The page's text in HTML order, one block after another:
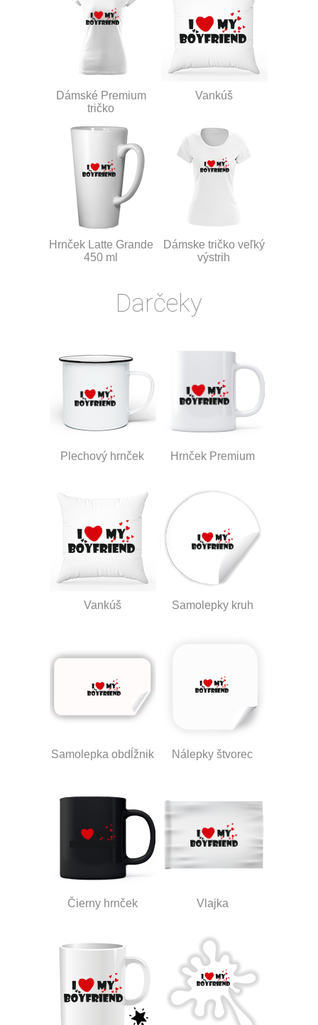
Dámské Premium
tričko
Vankúš
Hrnček Latte Grande
450 ml
Dámske tričko veľký
výstrih
Darčeky
Plechový hrnček Hrnček Premium
Vankúš Samolepky kruh
Samolepka obdĺžnik Nálepky štvorec
Čierny hrnček Vlajka